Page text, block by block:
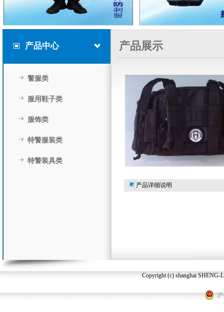
产品中心
警服类
服用鞋子类
服饰类
特警服装类
特警装具类
产品展示
产品详细说明
Copyright (c) shanghai SHENG-
沪